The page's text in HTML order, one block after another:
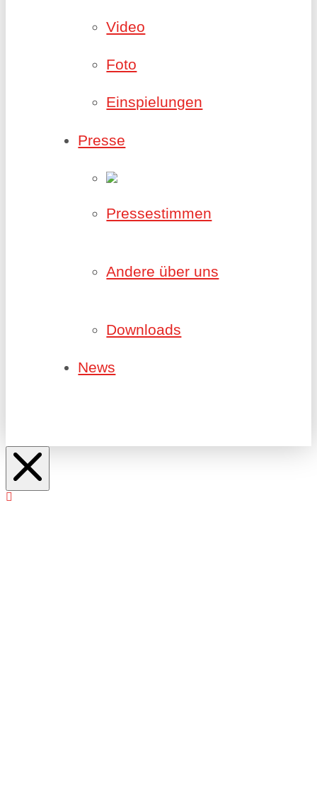
Video
Foto
Einspielungen
Presse
Pressestimmen
Andere über uns
Downloads
News